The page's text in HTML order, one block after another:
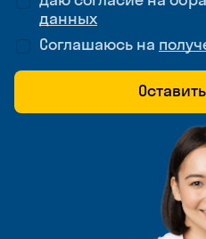
данных
Соглашаюсь на